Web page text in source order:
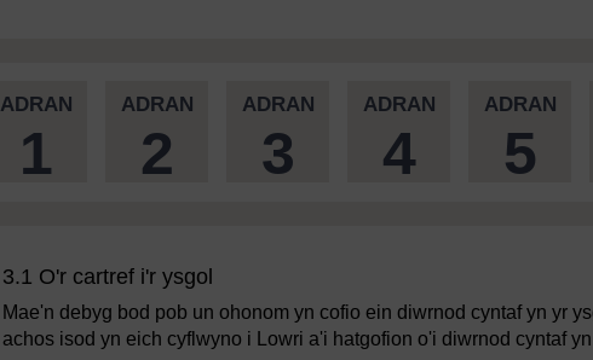
ADRAN
1
ADRAN
2
ADRAN
3
ADRAN
4
ADRAN
5
3.1 O'r cartref i'r ysgol
Mae'n debyg bod pob un ohonom yn cofio ein diwrnod cyntaf yn yr
achos isod yn eich cyflwyno i Lowri a'i hatgofion o'i diwrnod cyntaf